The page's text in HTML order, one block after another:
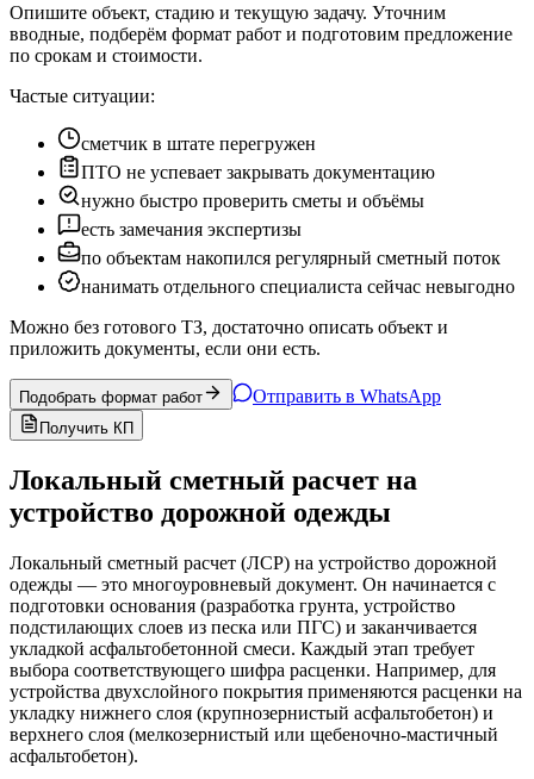
Опишите объект, стадию и текущую задачу. Уточним
вводные, подберём формат работ и подготовим предложение
по срокам и стоимости.
Частые ситуации:
сметчик в штате перегружен
ПТО не успевает закрывать документацию
нужно быстро проверить сметы и объёмы
есть замечания экспертизы
по объектам накопился регулярный сметный поток
нанимать отдельного специалиста сейчас невыгодно
Можно без готового ТЗ, достаточно описать объект и
приложить документы, если они есть.
Подобрать формат работ Отправить в WhatsApp
Получить КП
Локальный сметный расчет на
устройство дорожной одежды
Локальный сметный расчет (ЛСР) на устройство дорожной
одежды — это многоуровневый документ. Он начинается с
подготовки основания (разработка грунта, устройство
подстилающих слоев из песка или ПГС) и заканчивается
укладкой асфальтобетонной смеси. Каждый этап требует
выбора соответствующего шифра расценки. Например, для
устройства двухслойного покрытия применяются расценки на
укладку нижнего слоя (крупнозернистый асфальтобетон) и
верхнего слоя (мелкозернистый или щебеночно-мастичный
асфальтобетон).